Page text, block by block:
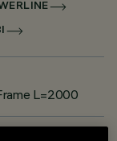
L=2000